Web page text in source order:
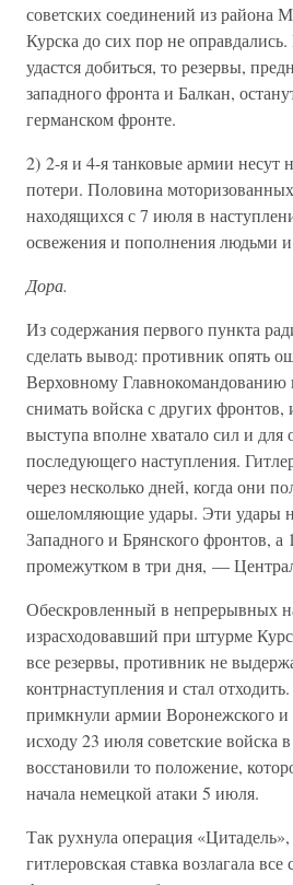
советских соединений из района
Курска до сих пор не
удастся добиться, то резервы,
западного фронта и Балкан,
германском фронте.
2) 2-я и 4-я танковые армии несут
потери. Половина
находящихся с 7 июля в
освежения и пополнения людьми
Дора.
Из содержания первого пункта
сделать вывод: противник опять
Верховному
снимать войска с других фронтов,
выступа вполне хватало сил и для
последующего наступления.
через несколько дней, когда они
ошеломляющие удары. Эти удары
Западного и Брянского фронтов, а
промежутком в три дня, —
Обескровленный в непрерывных
израсходовавший при штурме
все резервы, противник не
контрнаступления и стал
примкнули армии Воронежского
исходу 23 июля советские войска
восстановили то положение,
начала немецкой атаки 5 июля.
Так рухнула операция
гитлеровская ставка возлагала